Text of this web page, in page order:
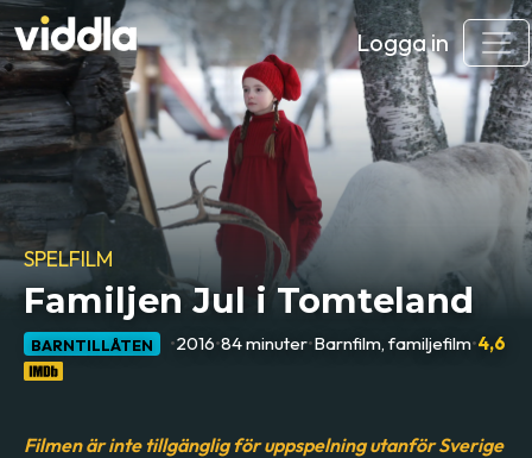
Logga in
SPELFILM
Familjen Jul i Tomteland
BARNTILLÅTEN •2016•84 minuter•Barnfilm, familjefilm•4,6
Filmen är inte tillgänglig för uppspelning utanför Sverige